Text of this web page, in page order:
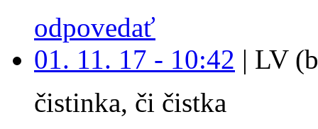
odpovedať
01. 11. 17 - 10:42 | LV
čistinka, či čistka